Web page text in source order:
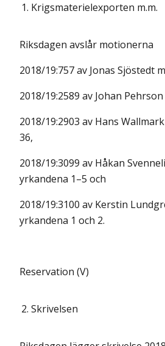
1. Krigsmaterielexporten m.m.
Riksdagen avslår motionerna
2018/19:757 av Jonas Sjöstedt
2018/19:2589 av Johan
2018/19:2903 av Hans
36,
2018/19:3099 av Håkan
yrkandena 1–5 och
2018/19:3100 av Kerstin
yrkandena 1 och 2.
Reservation (V)
2. Skrivelsen